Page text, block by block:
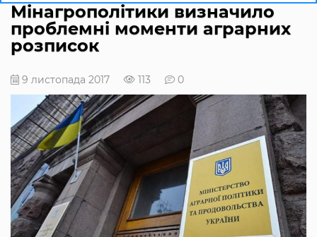
Мінагрополітики визначило
проблемні моменти аграрних
розписок
9 листопада 2017 113 0